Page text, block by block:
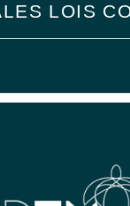
LOIS